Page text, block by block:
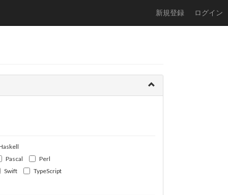
新規登録 ログイン
Pascal
Perl
Swift
TypeScript